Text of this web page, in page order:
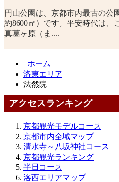
円山公園は、京都市内最古の公
約8600㎡）です。平安時代は、
真葛ヶ原（ま....
ホーム
洛東エリア
法然院
アクセスランキング
京都観光モデルコース
京都市内全域マップ
清水寺～八坂神社コース
京都観光ランキング
半日コース
洛西エリアマップ